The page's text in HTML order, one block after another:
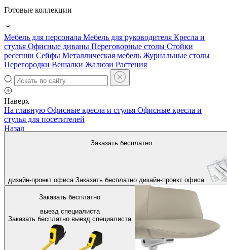
Готовые коллекции
Мебель для персонала Мебель для руководителя Кресла и
стулья Офисные диваны Переговорные столы Стойки
ресепшн Сейфы Металлическая мебель Журнальные столы
Перегородки Вешалки Жалюзи Растения
Наверх
Заказать бесплатно
дизайн-проект офиса Заказать бесплатно дизайн-проект офиса
Заказать бесплатно
выезд специалиста
Заказать бесплатно выезд специалиста
На главную Офисные кресла и стулья Офисные кресла и
стулья для посетителей
Назад